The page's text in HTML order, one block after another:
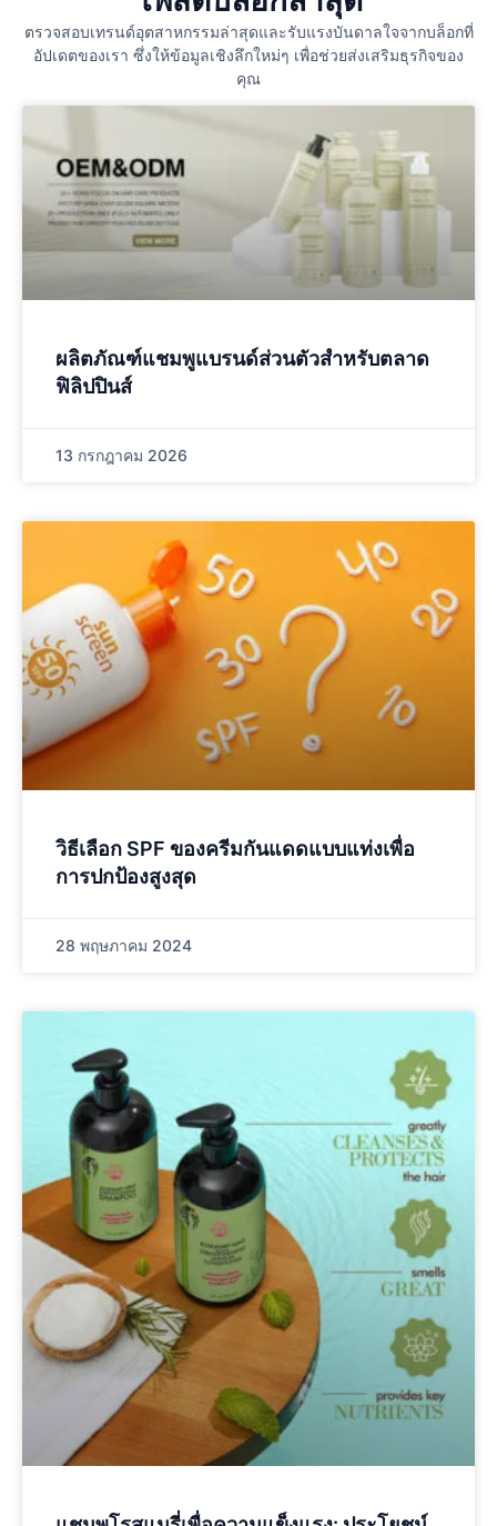
ตรวจสอบเทรนด์อุตสาหกรรมล่าสุดและรับแรงบันดาลใจจากบล็อกที่
อัปเดตของเรา ซึ่งให้ข้อมูลเชิงลึกใหม่ๆ เพื่อช่วยส่งเสริมธุรกิจของ
คุณ
ผลิตภัณฑ์แชมพูแบรนด์ส่วนตัวสำหรับตลาด
ฟิลิปปินส์
13 กรกฎาคม 2026
วิธีเลือก SPF ของครีมกันแดดแบบแท่งเพื่อ
การปกป้องสูงสุด
28 พฤษภาคม 2024